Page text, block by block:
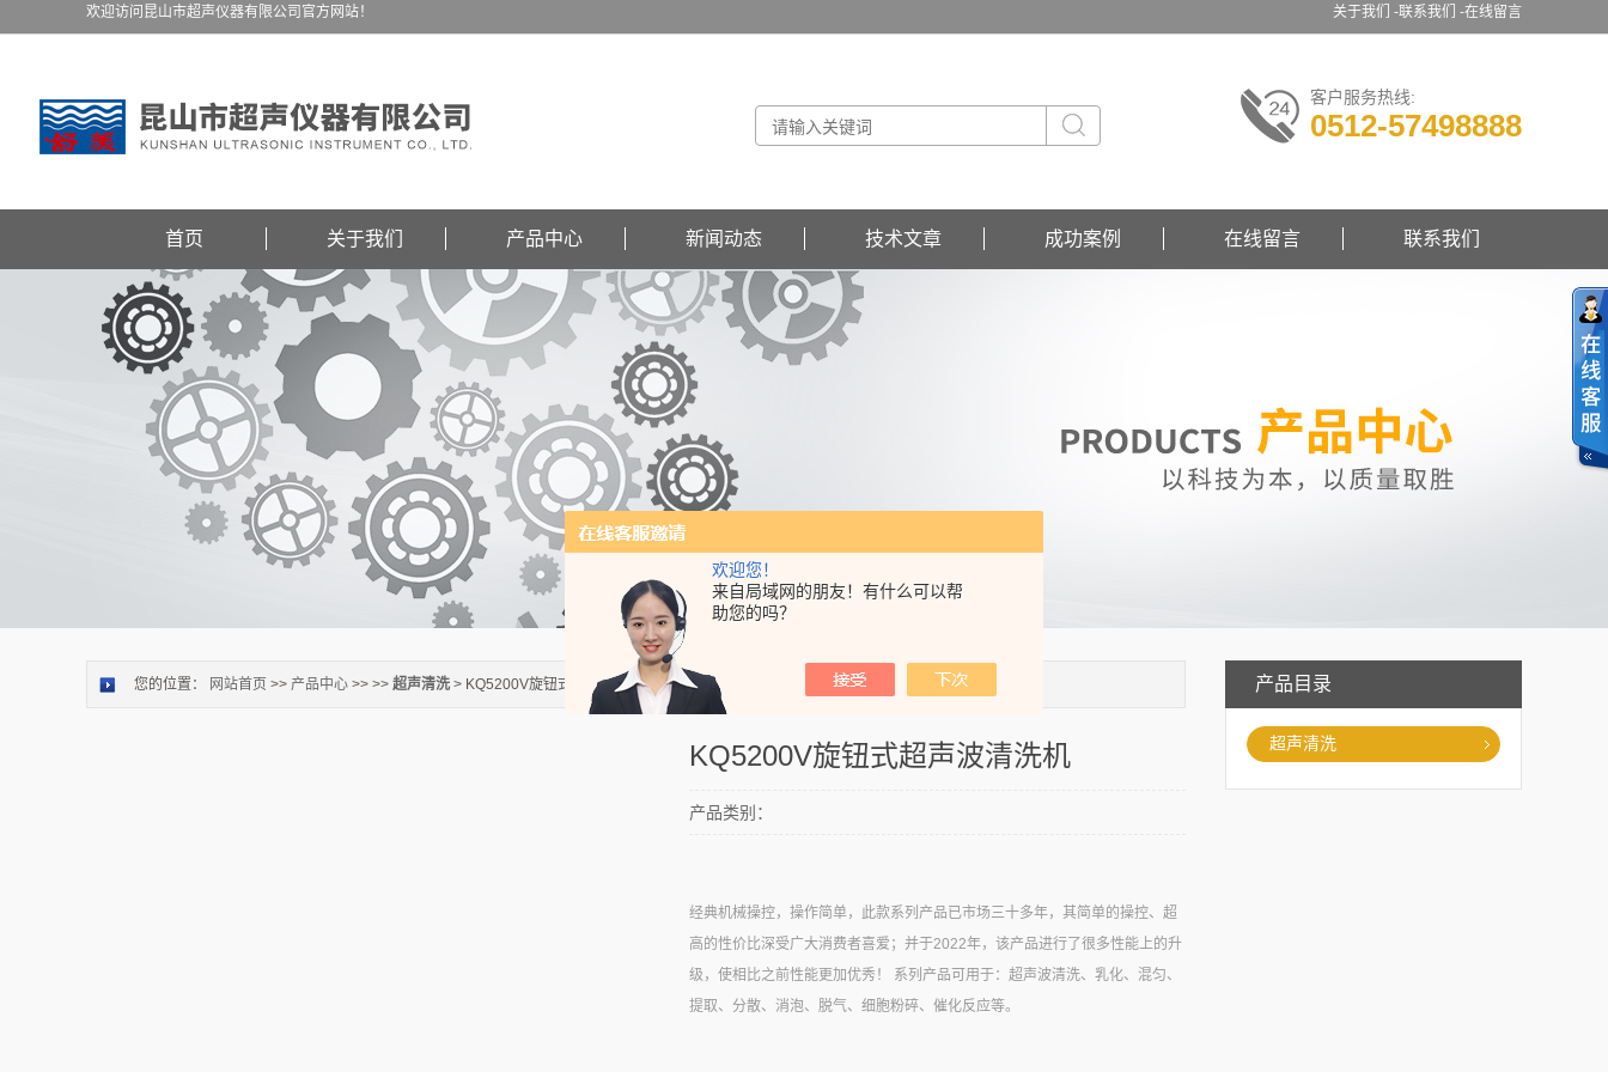
欢迎您！
来自局域网的朋友！有什么可以帮
助您的吗？
关于我们 -联系我们 -在线留言
欢迎访问昆山市超声仪器有限公司官方网站！
客户服务热线:
0512-57498888
首页 关于我们 产品中心 新闻动态 技术文章 成功案例 在线留言 联系我们
产品目录
超声清洗
您的位置： 网站首页 >> 产品中心 >> >> 超声清洗 > KQ5200V旋钮式超声波清洗机
KQ5200V旋钮式超声波清洗机
产品类别：
经典机械操控，操作简单，此款系列产品已市场三十多年，其简单的操控、超
高的性价比深受广大消费者喜爱；并于2022年，该产品进行了很多性能上的升
级，使相比之前性能更加优秀！ 系列产品可用于：超声波清洗、乳化、混匀、
提取、分散、消泡、脱气、细胞粉碎、催化反应等。